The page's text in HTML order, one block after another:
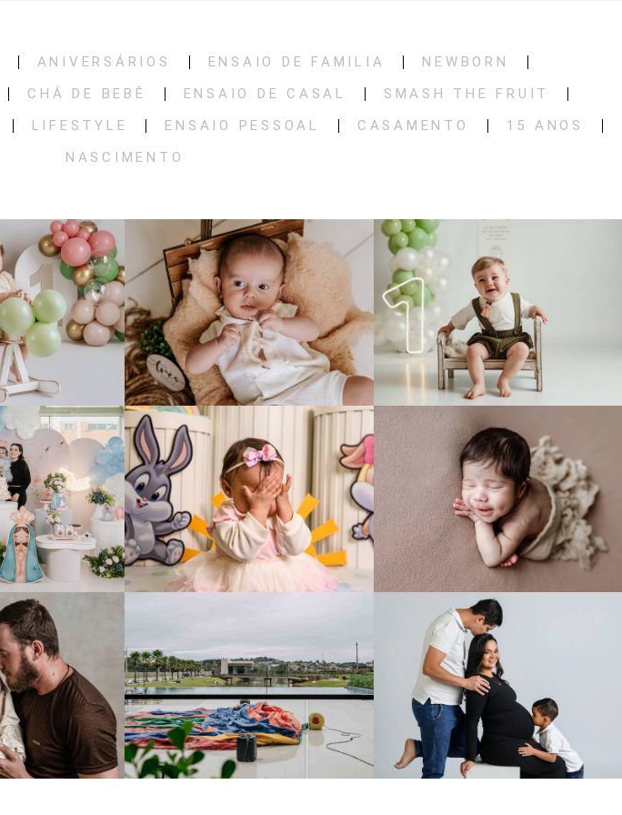
ANIVERSÁRIOS ENSAIO DE FAMILIA
NEWBORN
CHÁ DE BEBÊ ENSAIO DE CASAL
SMASH THE FRUIT
LIFESTYLE ENSAIO PESSOAL CASAMENTO
15 ANOS
NASCIMENTO
78 0 82 0
0 138 0 124 0
0 184 0 217 0